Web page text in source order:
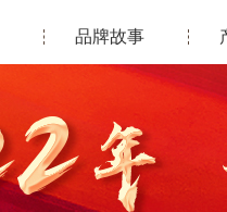
品牌故事